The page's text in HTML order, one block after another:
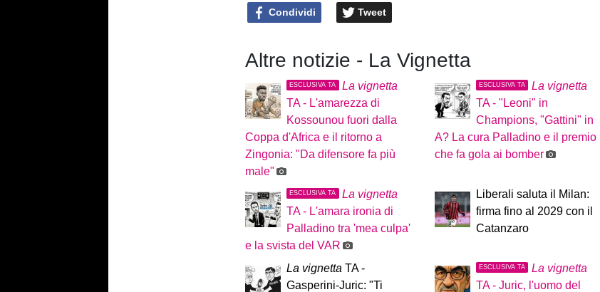
Condividi Tweet
Altre notizie - La Vignetta
ESCLUSIVA TA
La vignetta
TA - L'amarezza di
Kossounou fuori dalla
Coppa d'Africa e il ritorno a
Zingonia: "Da difensore fa più
male"
ESCLUSIVA TA
La vignetta
TA - "Leoni" in
Champions, "Gattini" in
A? La cura Palladino e il premio
che fa gola ai bomber
ESCLUSIVA TA
La vignetta
TA - L'amara ironia di
Palladino tra 'mea culpa'
e la svista del VAR
Liberali saluta il Milan:
firma fino al 2029 con il
Catanzaro
La vignetta TA -
Gasperini-Juric: "Ti
ESCLUSIVA TA
La vignetta
TA - Juric, l'uomo del